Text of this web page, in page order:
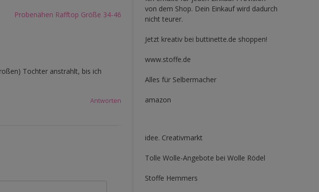
Probenähen Rafftop Größe 34-46
Tochter anstrahlt, bis ich
Antworten
von dem Shop. Dein Einkauf wird dadurch
nicht teurer.
Jetzt kreativ bei buttinette.de shoppen!
www.stoffe.de
Alles für Selbermacher
amazon
idee. Creativmarkt
Tolle Wolle-Angebote bei Wolle Rödel
Stoffe Hemmers